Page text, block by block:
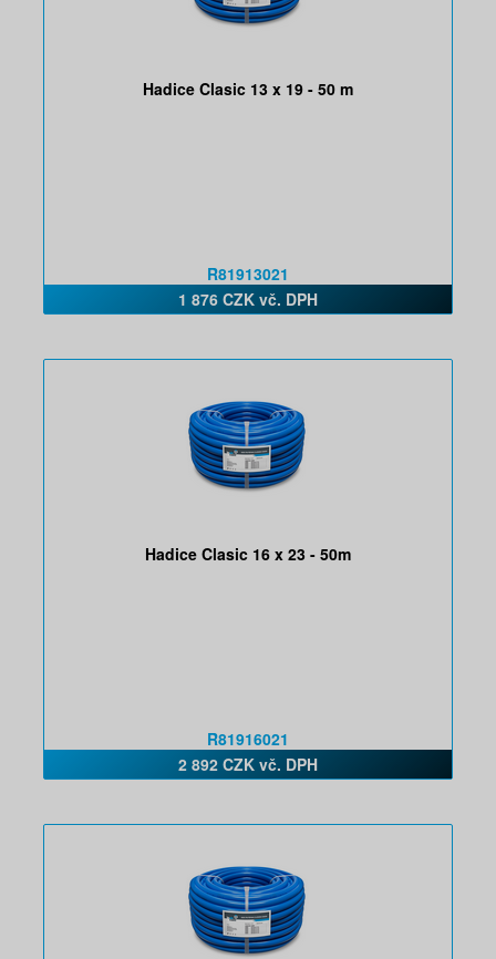
Hadice Clasic 13 x 19 - 50 m
R81913021
1 876 CZK vč. DPH
Hadice Clasic 16 x 23 - 50m
R81916021
2 892 CZK vč. DPH